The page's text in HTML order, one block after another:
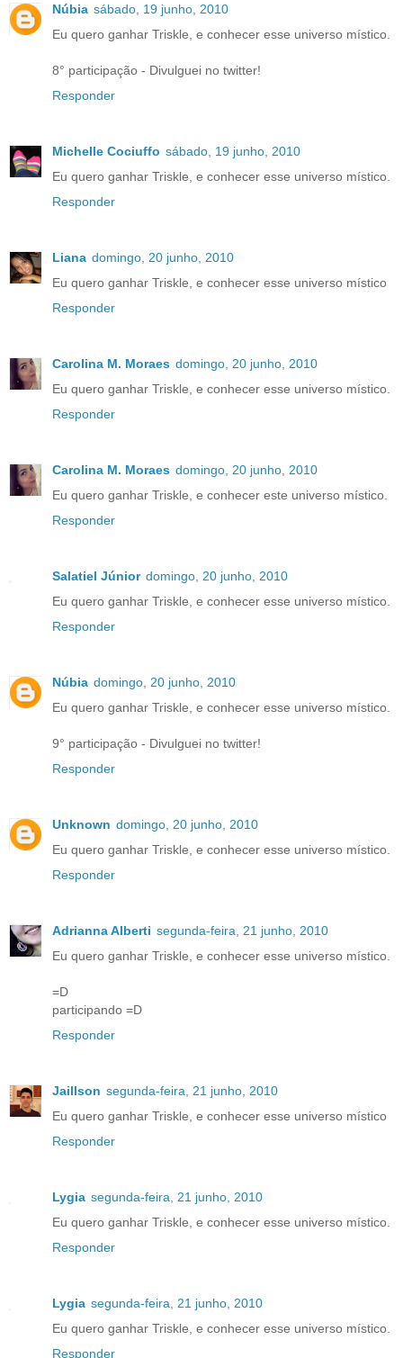
Núbia sábado, 19 junho, 2010
Eu quero ganhar Triskle, e conhecer esse universo místico.
8° participação - Divulguei no twitter!
Responder
Michelle Cociuffo sábado, 19 junho, 2010
Eu quero ganhar Triskle, e conhecer esse universo místico.
Responder
Liana domingo, 20 junho, 2010
Eu quero ganhar Triskle, e conhecer esse universo místico
Responder
Carolina M. Moraes domingo, 20 junho, 2010
Eu quero ganhar Triskle, e conhecer esse universo místico.
Responder
Carolina M. Moraes domingo, 20 junho, 2010
Eu quero ganhar Triskle, e conhecer este universo místico.
Responder
Salatiel Júnior domingo, 20 junho, 2010
Eu quero ganhar Triskle, e conhecer esse universo místico.
Responder
Núbia domingo, 20 junho, 2010
Eu quero ganhar Triskle, e conhecer esse universo místico.
9° participação - Divulguei no twitter!
Responder
Unknown domingo, 20 junho, 2010
Eu quero ganhar Triskle, e conhecer esse universo místico.
Responder
Adrianna Alberti segunda-feira, 21 junho, 2010
Eu quero ganhar Triskle, e conhecer esse universo místico.
=D
participando =D
Responder
Jaillson segunda-feira, 21 junho, 2010
Eu quero ganhar Triskle, e conhecer esse universo místico
Responder
Lygia segunda-feira, 21 junho, 2010
Eu quero ganhar Triskle, e conhecer esse universo místico.
Responder
Lygia segunda-feira, 21 junho, 2010
Eu quero ganhar Triskle, e conhecer esse universo místico.
Responder